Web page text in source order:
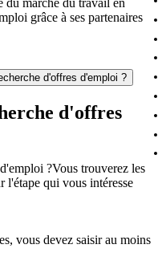
du marché du travail en
grâce à ses partenaires
d'offres d'emploi ?
d'offres
?Vous trouverez les
l'étape qui vous intéresse
vous devez saisir au moins